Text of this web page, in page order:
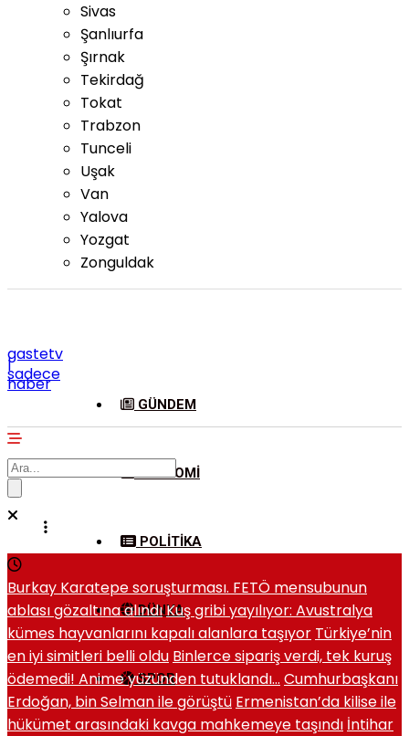
Sivas
Şanlıurfa
Şırnak
Tekirdağ
Tokat
Trabzon
Tunceli
Uşak
Van
Yalova
Yozgat
Zonguldak
gastetv
|
sadece
haber
GÜNDEM
EKONOMI
POLITIKA
DÜNYA
SPOR
Burkay Karatepe soruşturması. FETÖ mensubunun
ablası gözaltına alındıKuş gribi yayılıyor: Avustralya
kümes hayvanlarını kapalı alanlara taşıyor Türkiye’nin
en iyi simitleri belli oldu Binlerce sipariş verdi, tek kuruş
ödemedi! Anime yüzünden tutuklandı… Cumhurbaşkanı
Erdoğan, bin Selman ile görüştü Ermenistan’da kilise ile
hükümet arasındaki kavga mahkemeye taşındı İntihar